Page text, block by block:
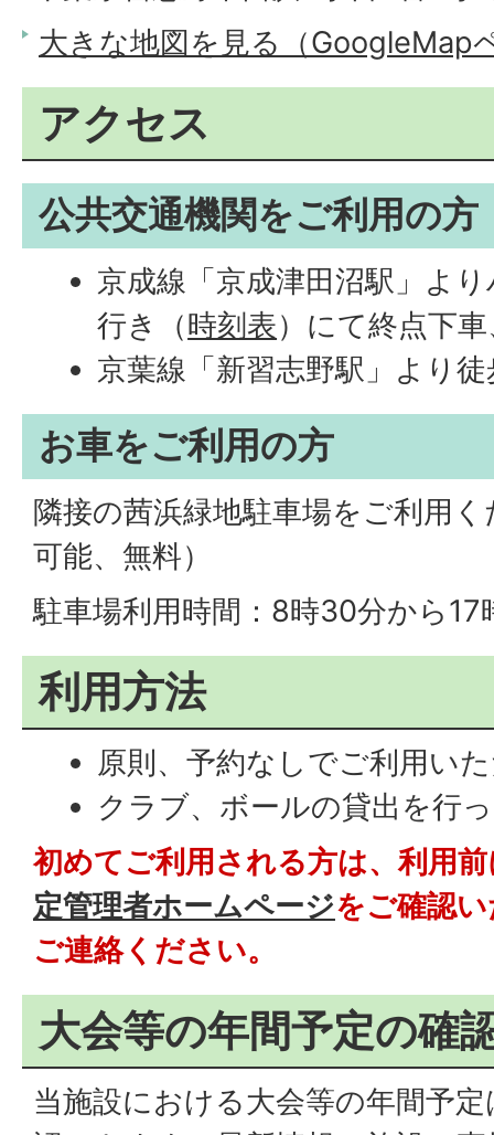
大きな地図を見る（GoogleMap
アクセス
公共交通機関をご利用の方
京成線「京成津田沼駅」よ
行き（時刻表）にて終点下
京葉線「新習志野駅」より
お車をご利用の方
隣接の茜浜緑地駐車場をご利用
可能、無料）
駐車場利用時間：8時30分から17
利用方法
原則、予約なしでご利用い
クラブ、ボールの貸出を行
初めてご利用される方は、利用
定管理者ホームページをご確認
ご連絡ください。
大会等の年間予定の確
当施設における大会等の年間予